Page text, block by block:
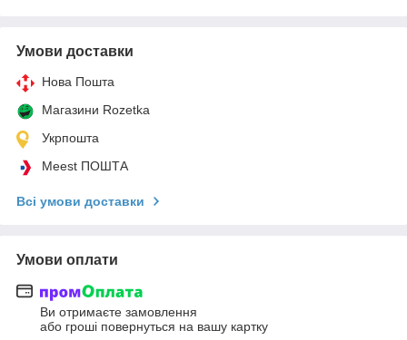
Умови доставки
Нова Пошта
Магазини Rozetka
Укрпошта
Meest ПОШТА
Всі умови доставки
Умови оплати
Ви отримаєте замовлення
або гроші повернуться на вашу картку